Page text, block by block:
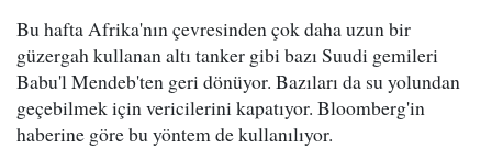
Bu hafta Afrika'nın çevresinden çok daha uzun bir
güzergah kullanan altı tanker gibi bazı Suudi gemileri
Babu'l Mendeb'ten geri dönüyor. Bazıları da su yolundan
geçebilmek için vericilerini kapatıyor. Bloomberg'in
haberine göre bu yöntem de kullanılıyor.